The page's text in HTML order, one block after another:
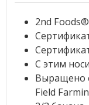
2nd
С этим
Выращено
Field